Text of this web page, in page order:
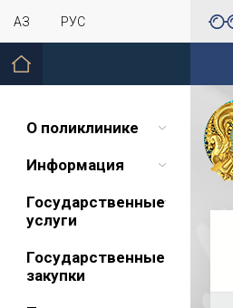
ҚАЗ РУС
О поликлинике
Информация
Государственные
услуги
Государственные
закупки